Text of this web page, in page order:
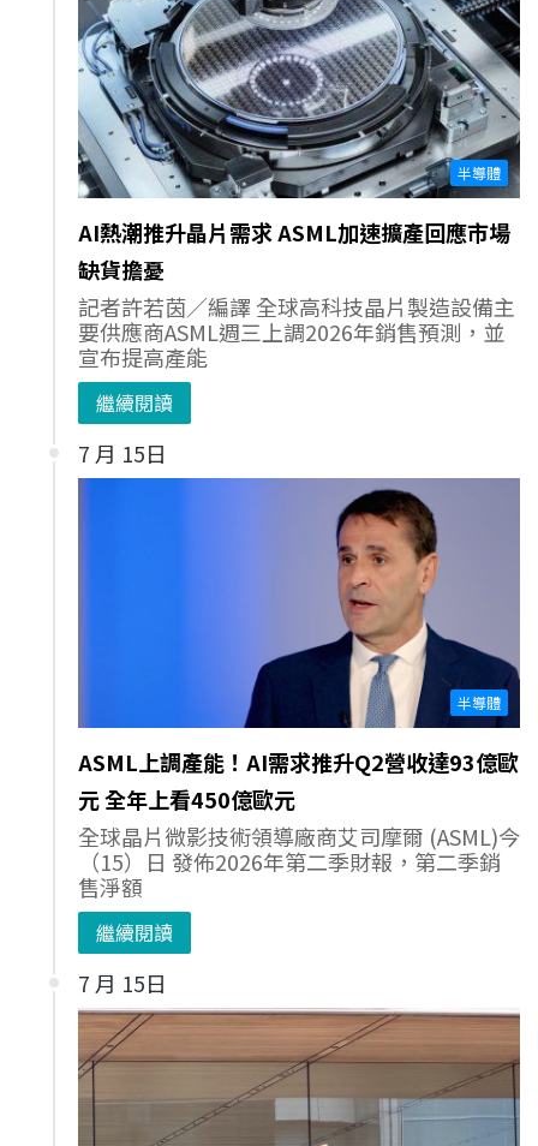
半導體
AI熱潮推升晶片需求 ASML加速擴產回應市場
缺貨擔憂
記者許若茵／編譯 全球高科技晶片製造設備主
要供應商ASML週三上調2026年銷售預測，並
宣布提高產能
繼續閱讀
7 月 15日
半導體
ASML上調產能！AI需求推升Q2營收達93億歐
元 全年上看450億歐元
全球晶片微影技術領導廠商艾司摩爾 (ASML)今
（15）日 發佈2026年第二季財報，第二季銷
售淨額
繼續閱讀
7 月 15日